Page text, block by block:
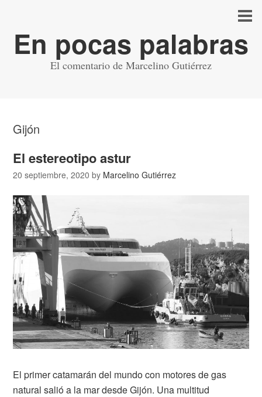
En pocas palabras
El comentario de Marcelino Gutiérrez
Gijón
El estereotipo astur
20 septiembre, 2020 by Marcelino Gutiérrez
El primer catamarán del mundo con motores de gas
natural salió a la mar desde Gijón. Una multitud